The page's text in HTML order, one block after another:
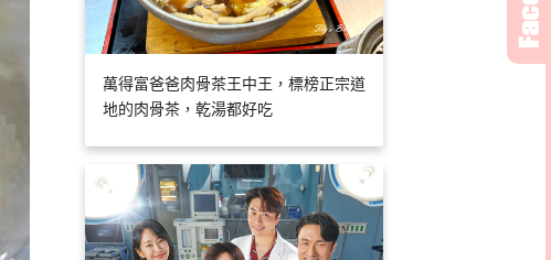
萬得富爸爸肉骨茶王中王，標榜正宗道
地的肉骨茶，乾湯都好吃